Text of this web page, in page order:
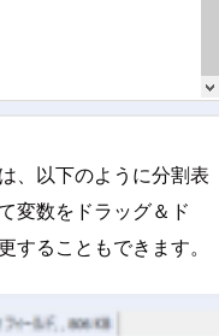
、以下のように分割表
変数をドラッグ＆ド
することもできます。